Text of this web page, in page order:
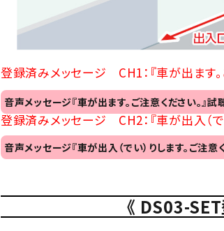
登録済みメッセージ CH1：『車が出ます。
音声メッセージ『車が出ます。ご注意ください。』試
登録済みメッセージ CH2：『車が出入（で
音声メッセージ『車が出入（でい）りします。ご注意
《 DS03-